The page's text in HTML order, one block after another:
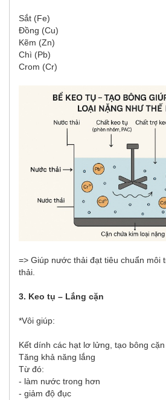
Sắt (Fe)
Đồng (Cu)
Kẽm (Zn)
Chì (Pb)
Crom (Cr)
=> Giúp nước thải đạt tiêu chuẩn môi
thải.
3. Keo tụ – Lắng cặn
*Vôi giúp:
Kết dính các hạt lơ lửng, tạo bông
Tăng khả năng lắng
Từ đó:
- làm nước trong hơn
- giảm độ đục